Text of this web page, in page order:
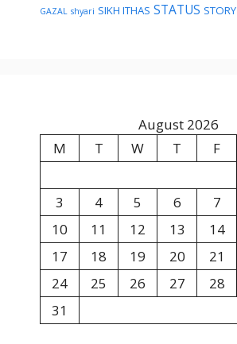
GAZAL shyari SIKH ITHAS STATUS STORY
August 2026
M
T W T F
3
4 5 6 7
10
11 12 13 14
17
18 19 20 21
24
25 26 27 28
31